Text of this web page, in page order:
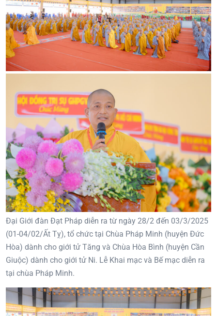
Đại Giới đàn Đạt Pháp diễn ra từ ngày 28/2 đến 03/3/2025
(01-04/02/Ất Tỵ), tổ chức tại Chùa Pháp Minh (huyện Đức
Hòa) dành cho giới tử Tăng và Chùa Hòa Bình (huyện Cần
Giuộc) dành cho giới tử Ni. Lễ Khai mạc và Bế mạc diễn ra
tại chùa Pháp Minh.